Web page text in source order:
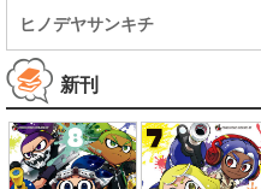
ヒノデヤサンキチ
新刊